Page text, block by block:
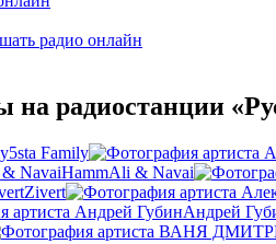
радиостанции
5sta Family
HammAli & Navai
Zivert
Андрей